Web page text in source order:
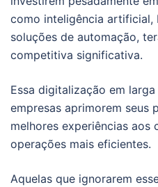
como inteligência artificial,
soluções de automação,
competitiva significativa.
Essa digitalização em
empresas aprimorem seus
melhores experiências aos
operações mais eficientes.
Aquelas que ignorarem